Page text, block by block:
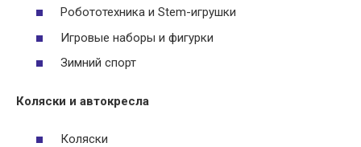
Робототехника и Stem-игрушки
Игровые наборы и фигурки
Зимний спорт
Коляски и автокресла
Коляски